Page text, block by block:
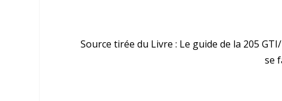
Source tirée du Livre : Le guide de la 205
se